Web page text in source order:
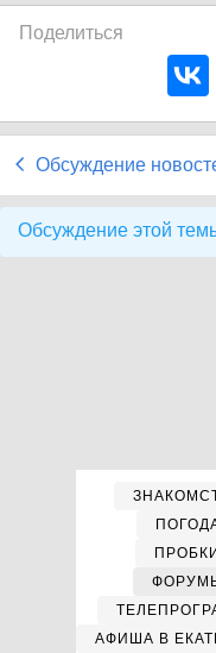
Поделиться
Обсуждение
Обсуждение этой
АФИША В